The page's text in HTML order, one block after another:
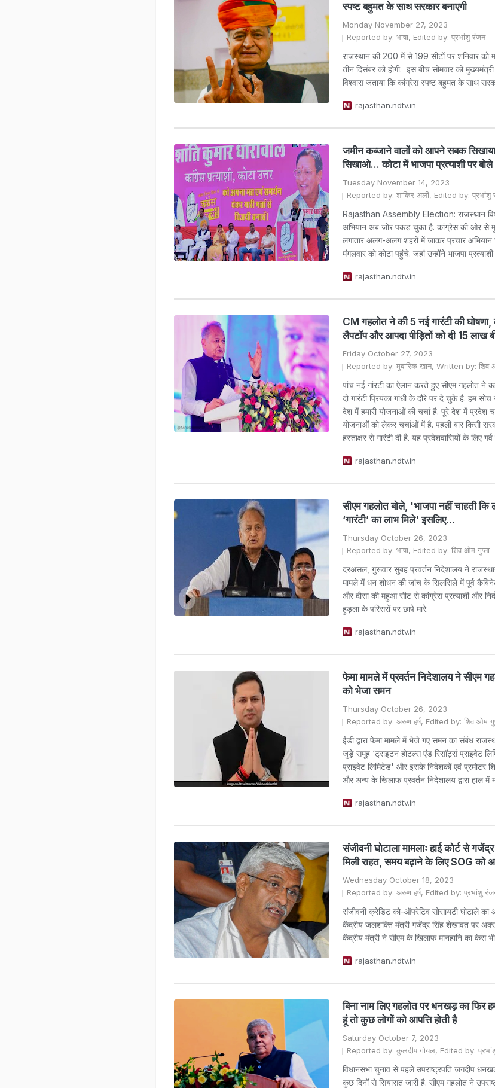
स्पष्ट बहुमत के साथ सरकार बनाएगी
Monday November 27, 2023
Reported by: भाषा, Edited by: प्रभांशु रंजन
राजस्थान की 200 में से 199 सीटों पर शनिवार
तीन दिसंबर को होगी. इस बीच सोमवार को
विश्वास जताया कि कांग्रेस स्पष्ट बहुमत के साथ
rajasthan.ndtv.in
जमीन कब्जाने वालों को आपने सबक
सिखाओ... कोटा में भाजपा प्रत्याशी पर
Tuesday November 14, 2023
Reported by: शाकिर अली, Edited by: प्रभांशु
Rajasthan Assembly Election: राजस्थान
अभियान अब जोर पकड़ चुका है. कांग्रेस की ओर से
लगातार अलग-अलग शहरों में जाकर प्रचार अभियान
मंगलवार को कोटा पहुंचे. जहां उन्होंने भाजपा
rajasthan.ndtv.in
CM गहलोत ने की 5 नई गारंटी की
लैपटॉप और आपदा पीड़ितों को दी 15 लाख
Friday October 27, 2023
Reported by: मुबारिक खान, Written by: शिव
पांच नई गांरटी का ऐलान करते हुए सीएम गहलोत ने
दो गारंटी प्रियंका गांधी के दौरे पर दे चुके है. हम
देश में हमारी योजनाओं की चर्चा है. पूरे देश में प्रदेश
योजनाओं को लेकर चर्चाओं में है. पहली बार किसी
हस्ताक्षर से गारंटी दी है. यह प्रदेशवासियों के लिए
rajasthan.ndtv.in
सीएम गहलोत बोले, 'भाजपा नहीं चाहती कि
‘गारंटी’ का लाभ मिले' इसलिए...
Thursday October 26, 2023
Reported by: भाषा, Edited by: शिव ओम गुप्ता
दरअसल, गुरूवार सुबह प्रवर्तन निदेशालय ने
मामले में धन शोधन की जांच के सिलसिले में पूर्व कैबिनेट
और दौसा की महुआ सीट से कांग्रेस प्रत्याशी और
हुड़ला के परिसरों पर छापे मारे.
rajasthan.ndtv.in
फेमा मामले में प्रवर्तन निदेशालय ने सीएम
को भेजा समन
Thursday October 26, 2023
Reported by: अरुण हर्ष, Edited by: शिव ओम
ईडी द्वारा फेमा मामले में भेजे गए समन का संबंध
जुड़े समूह ‘ट्राइटन होटल्स एंड रिसॉर्ट्स प्राइवेट
प्राइवेट लिमिटेड' और इसके निदेशकों एवं प्रमोटर
और अन्य के खिलाफ प्रवर्तन निदेशालय द्वारा हाल में
rajasthan.ndtv.in
संजीवनी घोटाला मामलाः हाई कोर्ट से
मिली राहत, समय बढ़ाने के लिए SOG को
Wednesday October 18, 2023
Reported by: अरुण हर्ष, Edited by: प्रभांशु
संजीवनी क्रेडिट को-ऑपरेटिव सोसायटी घोटाले का
केंद्रीय जलशक्ति मंत्री गजेंद्र सिंह शेखावत पर
केंद्रीय मंत्री ने सीएम के खिलाफ मानहानि का केस भी
rajasthan.ndtv.in
बिना नाम लिए गहलोत पर धनखड़ का फिर
हूं तो कुछ लोगों को आपत्ति होती है
Saturday October 7, 2023
Reported by: कुलदीप गोयल, Edited by:
विधानसभा चुनाव से पहले उपराष्ट्रपति जगदीप
कुछ दिनों से सियासत जारी है. सीएम गहलोत ने